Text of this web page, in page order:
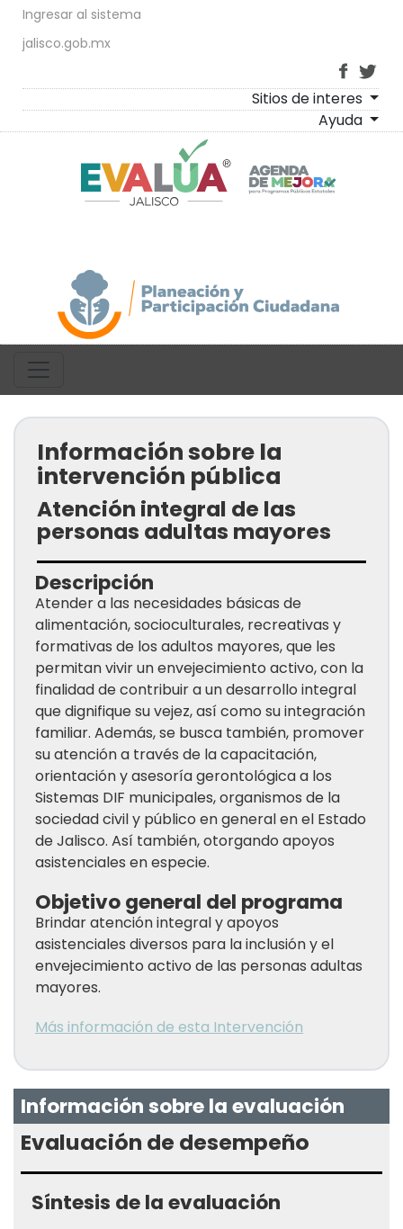
Ingresar al sistema
jalisco.gob.mx
Sitios de interes
Ayuda
Información sobre la
intervención pública
Atención integral de las
personas adultas mayores
Descripción
Atender a las necesidades básicas de
alimentación, socioculturales, recreativas y
formativas de los adultos mayores, que les
permitan vivir un envejecimiento activo, con la
finalidad de contribuir a un desarrollo integral
que dignifique su vejez, así como su integración
familiar. Además, se busca también, promover
su atención a través de la capacitación,
orientación y asesoría gerontológica a los
Sistemas DIF municipales, organismos de la
sociedad civil y público en general en el Estado
de Jalisco. Así también, otorgando apoyos
asistenciales en especie.
Objetivo general del programa
Brindar atención integral y apoyos
asistenciales diversos para la inclusión y el
envejecimiento activo de las personas adultas
mayores.
Más información de esta Intervención
Información sobre la evaluación
Evaluación de desempeño
Síntesis de la evaluación